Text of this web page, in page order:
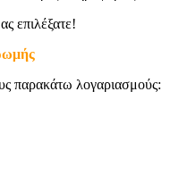
επιλέξατε!
παρακάτω λογαριασμούς: